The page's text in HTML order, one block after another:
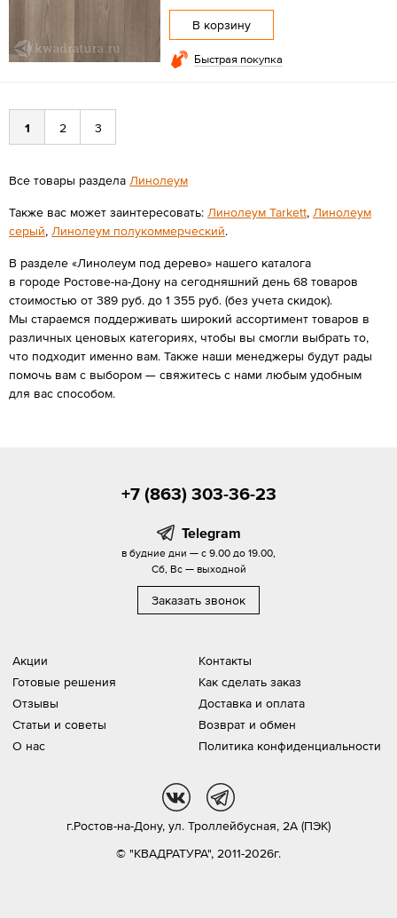
В корзину
Быстрая покупка
1 2 3
Все товары раздела Линолеум
Также вас может заинтересовать: Линолеум Tarkett, Линолеум
серый, Линолеум полукоммерческий.
В разделе «Линолеум под дерево» нашего каталога
в городе Ростове-на-Дону на сегодняшний день 68 товаров
стоимостью от 389 руб. до 1 355 руб. (без учета скидок).
Мы стараемся поддерживать широкий ассортимент товаров в
различных ценовых категориях, чтобы вы смогли выбрать то,
что подходит именно вам. Также наши менеджеры будут рады
помочь вам с выбором — свяжитесь с нами любым удобным
для вас способом.
Акции
Готовые решения
Отзывы
Статьи и советы
О нас
Контакты
Как сделать заказ
Доставка и оплата
Возврат и обмен
Политика конфиденциальности
+7 (863) 303-36-23
Telegram
в будние дни — с 9.00 до 19.00,
Сб, Вс — выходной
Заказать звонок
© "КВАДРАТУРА", 2011-2026г.
г.Ростов-на-Дону, ул. Троллейбусная, 2А (ПЭК)
vk tg